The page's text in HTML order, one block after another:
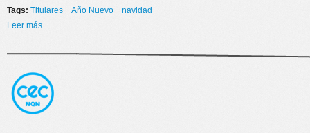
Tags: Titulares Año Nuevo
navidad
Leer más